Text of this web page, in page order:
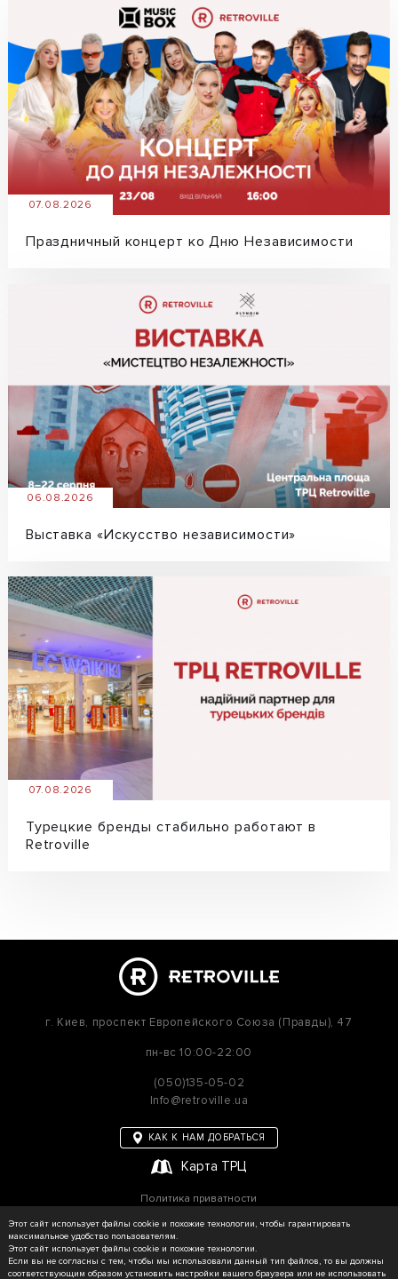
07.08.2026
Праздничный концерт ко Дню Независимости
06.08.2026
Выставка «Искусство независимости»
07.08.2026
Турецкие бренды стабильно работают в
Retroville
г. Киев, проспект Европейского Союза (Правды), 47
пн-вс 10:00-22:00
(050)135-05-02
Info@retroville.ua
КАК К НАМ ДОБРАТЬСЯ
Карта ТРЦ
Политика приватности
Карта сайта
Этот сайт использует файлы cookie и похожие технологии, чтобы гарантировать
максимальное удобство пользователям.
Этот сайт использует файлы cookie и похожие технологии.
Если вы не согласны с тем, чтобы мы использовали данный тип файлов, то вы должны
соответствующим образом установить настройки вашего браузера или не использовать